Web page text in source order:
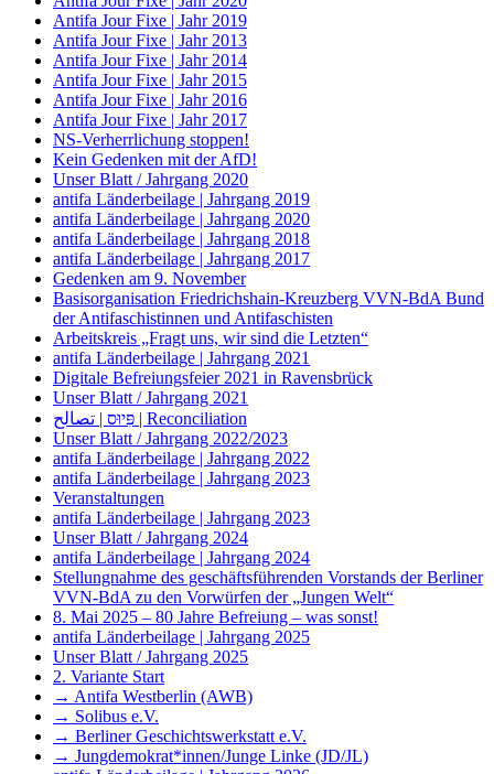
Antifa Jour Fixe | Jahr 2019
Antifa Jour Fixe | Jahr 2013
Antifa Jour Fixe | Jahr 2014
Antifa Jour Fixe | Jahr 2015
Antifa Jour Fixe | Jahr 2016
Antifa Jour Fixe | Jahr 2017
NS-Verherrlichung stoppen!
Kein Gedenken mit der AfD!
Unser Blatt / Jahrgang 2020
antifa Länderbeilage | Jahrgang 2019
antifa Länderbeilage | Jahrgang 2020
antifa Länderbeilage | Jahrgang 2018
antifa Länderbeilage | Jahrgang 2017
Gedenken am 9. November
Basisorganisation Friedrichshain-Kreuzberg VVN-BdA Bund
der Antifaschistinnen und Antifaschisten
Arbeitskreis „Fragt uns, wir sind die Letzten“
antifa Länderbeilage | Jahrgang 2021
Digitale Befreiungsfeier 2021 in Ravensbrück
Unser Blatt / Jahrgang 2021
פִּיוּס | تصالح | Reconciliation
Unser Blatt / Jahrgang 2022/2023
antifa Länderbeilage | Jahrgang 2022
antifa Länderbeilage | Jahrgang 2023
Veranstaltungen
antifa Länderbeilage | Jahrgang 2023
Unser Blatt / Jahrgang 2024
antifa Länderbeilage | Jahrgang 2024
Stellungnahme des geschäftsführenden Vorstands der Berliner
VVN-BdA zu den Vorwürfen der „Jungen Welt“
8. Mai 2025 – 80 Jahre Befreiung – was sonst!
antifa Länderbeilage | Jahrgang 2025
Unser Blatt / Jahrgang 2025
2. Variante Start
→ Antifa Westberlin (AWB)
→ Solibus e.V.
→ Berliner Geschichtswerkstatt e.V.
→ Jungdemokrat*innen/Junge Linke (JD/JL)